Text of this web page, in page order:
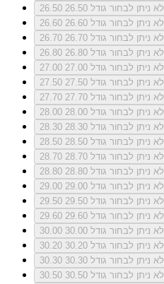
26.50
לא ניתן לבחור גודל 26.50
26.60
לא ניתן לבחור גודל 26.60
26.70
לא ניתן לבחור גודל 26.70
26.80
לא ניתן לבחור גודל 26.80
27.00
לא ניתן לבחור גודל 27.00
27.50
לא ניתן לבחור גודל 27.50
27.70
לא ניתן לבחור גודל 27.70
28.00
לא ניתן לבחור גודל 28.00
28.30
לא ניתן לבחור גודל 28.30
28.50
לא ניתן לבחור גודל 28.50
28.70
לא ניתן לבחור גודל 28.70
28.80
לא ניתן לבחור גודל 28.80
29.00
לא ניתן לבחור גודל 29.00
29.50
לא ניתן לבחור גודל 29.50
29.60
לא ניתן לבחור גודל 29.60
30.00
לא ניתן לבחור גודל 30.00
30.20
לא ניתן לבחור גודל 30.20
30.30
לא ניתן לבחור גודל 30.30
30.50
לא ניתן לבחור גודל 30.50